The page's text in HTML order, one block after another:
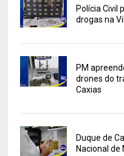
Polícia Civil
drogas na
PM
drones do
Caxias
Duque de
Nacional de